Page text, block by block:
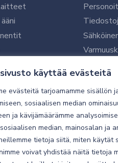
käyttää evästeitä
evästeitä tarjoamamme sisällön
sosiaalisen median
ja kävijämäärämme
median, mainosalan ja
tietoja siitä, miten käytät
voivat yhdistää näitä tietoja